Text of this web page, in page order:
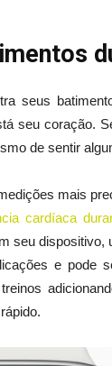
seus
seu coração.
de sentir
mais
cardíaca
seu
e pode